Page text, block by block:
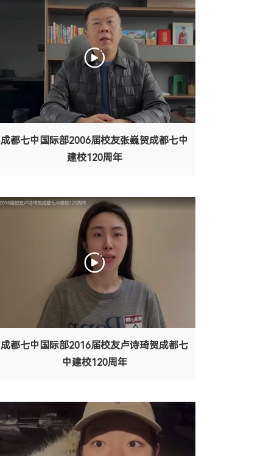
成都七中国际部2006届校友张巍贺成都七中
建校120周年
成都七中国际部2016届校友卢诗琦贺成都七
中建校120周年